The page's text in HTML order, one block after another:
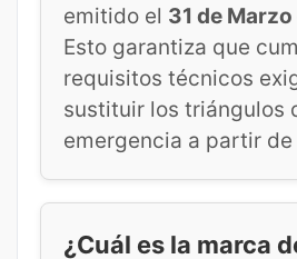
emitido el 31 de
Esto garantiza que
requisitos técnicos
sustituir los triángulos
emergencia a partir
¿Cuál es la marca